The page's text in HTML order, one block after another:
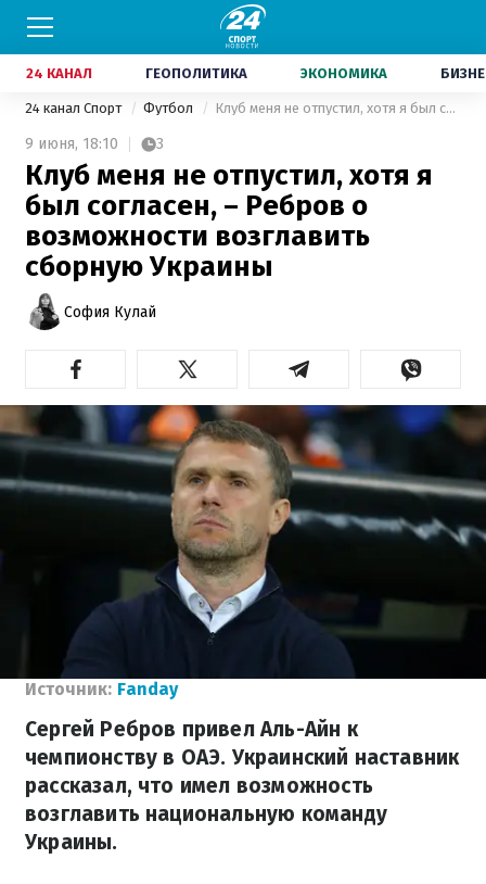
24 КАНАЛ ГЕОПОЛИТИКА ЭКОНОМИКА
24 канал Спорт Футбол Клуб меня не отпустил, хотя я был согласен, – Ребров о возможности возглавить сборную Украины
9 июня, 18:10 3
Клуб меня не отпустил, хотя я
был согласен, – Ребров о
возможности возглавить
сборную Украины
София Кулай
Источник: Fanday
Сергей Ребров привел Аль-Айн к
чемпионству в ОАЭ. Украинский наставник
рассказал, что имел возможность
возглавить национальную команду
Украины.